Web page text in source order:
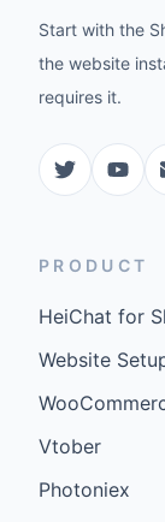
Start with the
the website
requires it.
PRODUCT
HeiChat for
Website
Vtober
Photoniex